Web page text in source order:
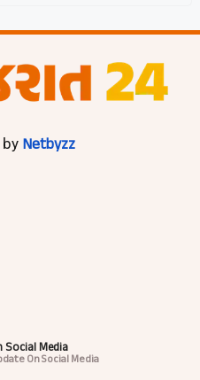
by Netbyzz
Social Media
On Social Media